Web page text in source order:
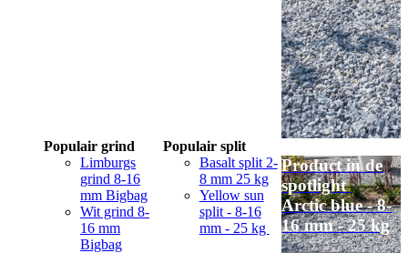
Populair grind
Limburgs
grind 8-16
mm Bigbag
Wit grind 8-
16 mm
Bigbag
Populair split
Basalt split 2-
8 mm 25 kg
Yellow sun
split - 8-16
mm - 25 kg
Product in de
spotlight
Arctic blue - 8-
16 mm - 25 kg